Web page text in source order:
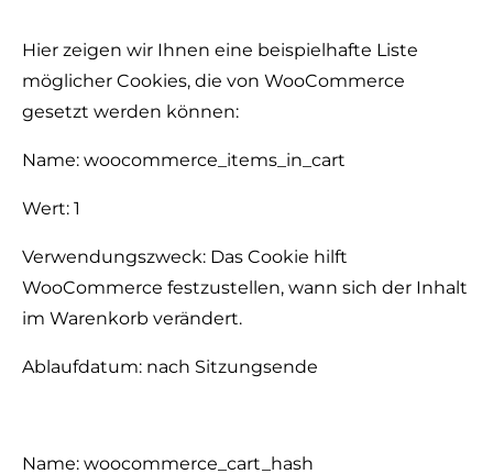
Hier zeigen wir Ihnen eine beispielhafte Liste
möglicher Cookies, die von WooCommerce
gesetzt werden können:
Name: woocommerce_items_in_cart
Wert: 1
Verwendungszweck: Das Cookie hilft
WooCommerce festzustellen, wann sich der Inhalt
im Warenkorb verändert.
Ablaufdatum: nach Sitzungsende
Name: woocommerce_cart_hash